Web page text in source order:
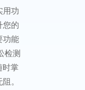
用功
您的
功能
检测
时掌
。